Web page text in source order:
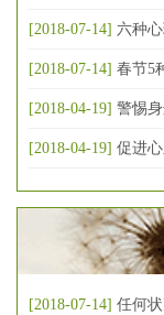
[2018-07-14] 六种
[2018-07-14] 春节5
[2018-04-19] 警惕
[2018-04-19] 促进
[2018-07-14] 任何